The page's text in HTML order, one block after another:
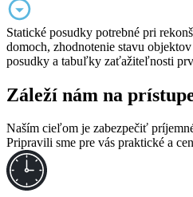
Statické posudky potrebné pri
domoch, zhodnotenie stavu
posudky a tabuľky zaťažiteľnosti
Záleží nám na
Naším cieľom je zabezpečiť
Pripravili sme pre vás praktické a